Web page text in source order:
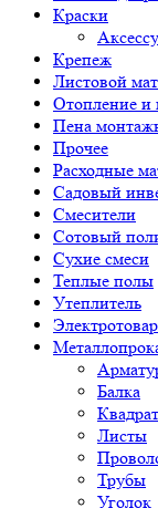
Краски
Крепеж
Листовой
Отопление и
Пена
Прочее
Расходные
Садовый
Смесители
Сотовый
Сухие смеси
Теплые полы
Утеплитель
Балка
Квадрат
Листы
Трубы
Уголок